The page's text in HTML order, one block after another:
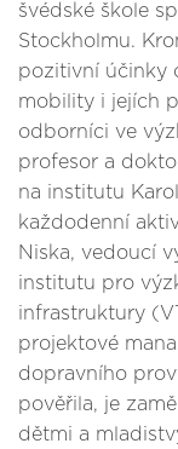
švédské škole
Stockholmu.
pozitivní účinky
mobility i jejích
odborníci ve
profesor a
na institutu
každodenní
Niska, vedoucí
institutu pro
infrastruktury
projektové
dopravního
pověřila, je
dětmi a